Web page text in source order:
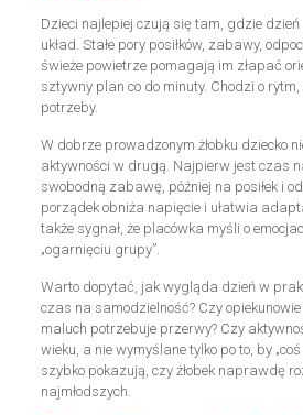
Dzieci najlepiej czują się tam, gdzie
układ. Stałe pory posiłków, zabawy,
świeże powietrze pomagają im złapać
sztywny plan co do minuty. Chodzi o
potrzeby.
W dobrze prowadzonym żłobku dziecko
aktywności w drugą. Najpierw jest czas
swobodną zabawę, później na posiłek i
porządek obniża napięcie i ułatwia
także sygnał, że placówka myśli o
„ogarnięciu grupy”.
Warto dopytać, jak wygląda dzień w
czas na samodzielność? Czy
maluch potrzebuje przerwy? Czy
wieku, a nie wymyślane tylko po to, by „coś
szybko pokazują, czy żłobek naprawdę
najmłodszych.